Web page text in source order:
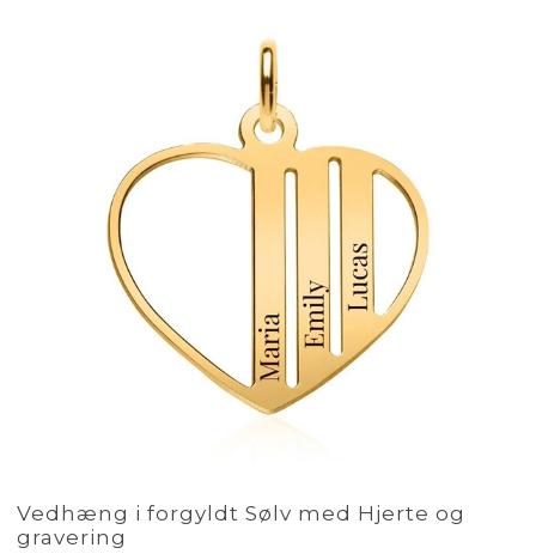
Vedhæng i forgyldt Sølv med Hjerte og
gravering